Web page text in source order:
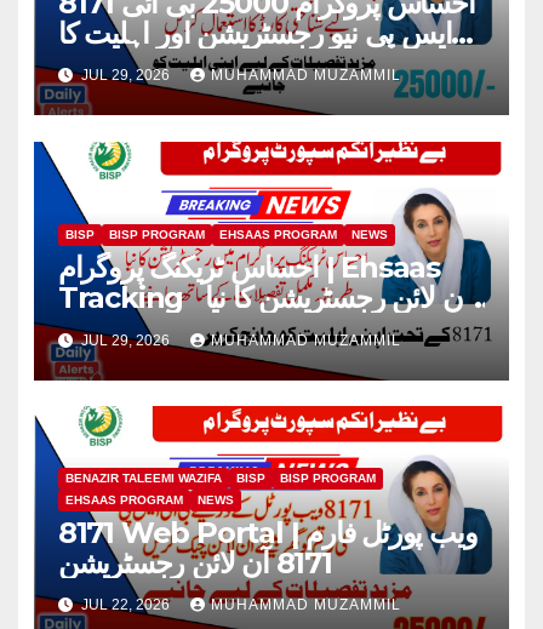
ایس پی نیو رجسٹریشن اور اہلیت کا
عمل
JUL 29, 2026 MUHAMMAD MUZAMMIL
BISP BISP PROGRAM EHSAAS PROGRAM NEWS
احساس ٹریکنگ پروگرام | Ehsaas
Tracking آن لائن رجسٹریشن کا نیا
طریقہ 2026
JUL 29, 2026 MUHAMMAD MUZAMMIL
BENAZIR TALEEMI WAZIFA BISP
BISP PROGRAM
EHSAAS PROGRAM
NEWS
8171 Web Portal | ویب پورٹل فارم
8171 آن لائن رجسٹریشن
JUL 22, 2026 MUHAMMAD MUZAMMIL